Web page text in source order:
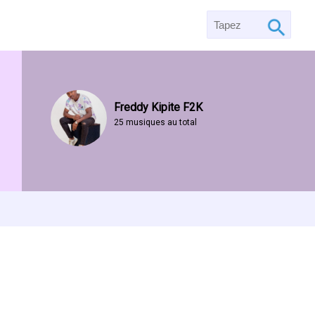
Freddy Kipite F2K
25 musiques au total